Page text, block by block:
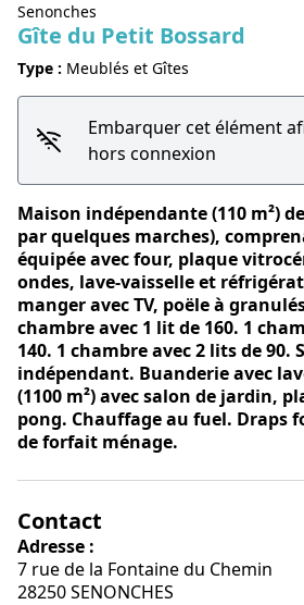
Senonches
Gîte du Petit Bossard
Type : Meublés et Gîtes
Embarquer cet élément
hors connexion
Maison indépendante (110 m²)
par quelques marches),
équipée avec four, plaque
ondes, lave-vaisselle et
manger avec TV, poële à
chambre avec 1 lit de 160. 1
140. 1 chambre avec 2 lits de 90.
indépendant. Buanderie avec
(1100 m²) avec salon de jardin,
pong. Chauffage au fuel. Draps
de forfait ménage.
Contact
Adresse :
7 rue de la Fontaine du Chemin
28250 SENONCHES